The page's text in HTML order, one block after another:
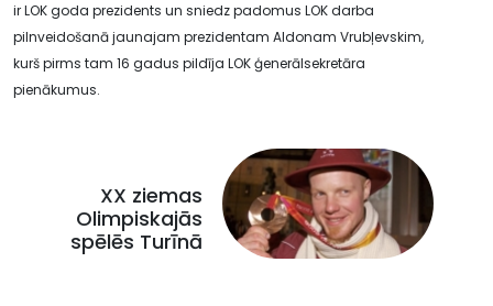
ir LOK goda prezidents un sniedz padomus LOK darba
pilnveidošanā jaunajam prezidentam Aldonam Vrubļevskim,
kurš pirms tam 16 gadus pildīja LOK ģenerālsekretāra
pienākumus.
XX ziemas
Olimpiskajās
spēlēs Turīnā